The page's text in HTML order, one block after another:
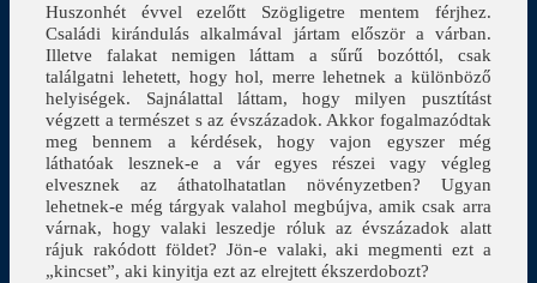
Huszonhét évvel ezelőtt Szögligetre mentem férjhez.
Családi kirándulás alkalmával jártam először a várban.
Illetve falakat nemigen láttam a sűrű bozóttól, csak
találgatni lehetett, hogy hol, merre lehetnek a különböző
helyiségek. Sajnálattal láttam, hogy milyen pusztítást
végzett a természet s az évszázadok. Akkor fogalmazódtak
meg bennem a kérdések, hogy vajon egyszer még
láthatóak lesznek-e a vár egyes részei vagy végleg
elvesznek az áthatolhatatlan növényzetben? Ugyan
lehetnek-e még tárgyak valahol megbújva, amik csak arra
várnak, hogy valaki leszedje róluk az évszázadok alatt
rájuk rakódott földet? Jön-e valaki, aki megmenti ezt a
„kincset”, aki kinyitja ezt az elrejtett ékszerdobozt?